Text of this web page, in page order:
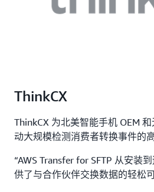
ThinkCX
ThinkCX 为北美智能手机 OEM
动大规模检测消费者转换事件的
“AWS Transfer for SFTP 从安装
供了与合作伙伴交换数据的轻松